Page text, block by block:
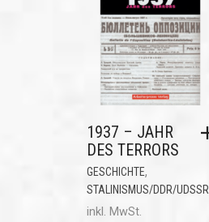
1937 – JAHR
DES TERRORS
GESCHICHTE,
STALINISMUS/DDR/UDSSR
inkl. MwSt.